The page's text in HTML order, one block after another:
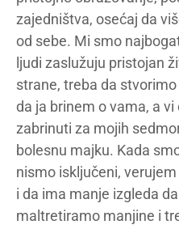
zajedništva, osećaj da
od sebe. Mi smo
ljudi zaslužuju pristojan
strane, treba da
da ja brinem o vama, a
zabrinuti za mojih
bolesnu majku. Kada
nismo isključeni,
i da ima manje izgleda
maltretiramo manjine i